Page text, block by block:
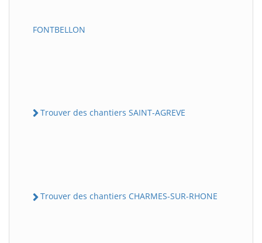
FONTBELLON
Trouver des chantiers SAINT-AGREVE
Trouver des chantiers CHARMES-SUR-RHONE